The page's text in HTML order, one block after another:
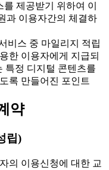
제공받기 위하여 이
과 이용자간의 체결하
비스 중 마일리지 적립
한 이용자에게 지급되
특정 디지털 콘텐츠를
록 만들어진 포인트
약
립)
의 이용신청에 대한 교